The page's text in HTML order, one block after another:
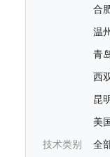
合
温
青
西
昆
美
技术类别 全